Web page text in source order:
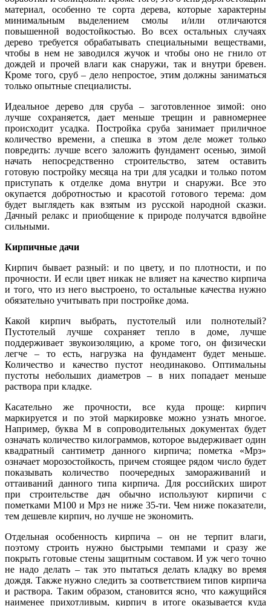
материал, особенно те сорта дерева, которые характерны
минимальным выделением смолы и/или отличаются
повышенной водостойкостью. Во всех остальных случаях
дерево требуется обрабатывать специальными веществами,
чтобы в нем не заводился жучок и чтобы оно не гнило от
дождей и прочей влаги как снаружи, так и внутри бревен.
Кроме того, сруб – дело непростое, этим должны заниматься
только опытные специалисты.
Идеальное дерево для сруба – заготовленное зимой: оно
лучше сохраняется, дает меньше трещин и равномернее
происходит усадка. Постройка сруба занимает приличное
количество времени, а спешка в этом деле может только
повредить: лучше всего заложить фундамент осенью, зимой
начать непосредственно строительство, затем оставить
готовую постройку месяца на три для усадки и только потом
приступать к отделке дома внутри и снаружи. Все это
окупается добротностью и красотой готового терема: дом
будет выглядеть как взятым из русской народной сказки.
Дачный релакс и приобщение к природе получатся вдвойне
сильными.
Кирпичные дачи
Кирпич бывает разный: и по цвету, и по плотности, и по
прочности. И если цвет никак не влияет на качество кирпича
и того, что из него выстроено, то остальные качества нужно
обязательно учитывать при постройке дома.
Какой кирпич выбрать, пустотелый или полнотелый?
Пустотелый лучше сохраняет тепло в доме, лучше
поддерживает звукоизоляцию, а кроме того, он физически
легче – то есть, нагрузка на фундамент будет меньше.
Количество и качество пустот неодинаково. Оптимальны
пустоты небольших диаметров – в них попадает меньше
раствора при кладке.
Касательно же прочности, все куда проще: кирпич
маркируется и по этой маркировке можно узнать многое.
Например, буква М в сопроводительных документах будет
означать количество килограммов, которое выдерживает один
квадратный сантиметр данного кирпича; пометка «Мрз»
означает морозостойкость, причем стоящее рядом число будет
показывать количество поочередных замораживаний и
оттаиваний данного типа кирпича. Для российских широт
при строительстве дач обычно используют кирпичи с
пометками М100 и Мрз не ниже 35-ти. Чем ниже показатели,
тем дешевле кирпич, но лучше не экономить.
Отдельная особенность кирпича – он не терпит влаги,
поэтому строить нужно быстрыми темпами и сразу же
покрыть готовые стены защитным составом. И уж чего точно
не надо делать – так это пытаться делать кладку во время
дождя. Также нужно следить за соответствием типов кирпича
и раствора. Таким образом, становится ясно, что кажущийся
наименее прихотливым, кирпич в итоге оказывается куда